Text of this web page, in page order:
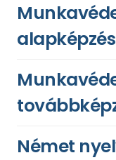
alapképzés
Német